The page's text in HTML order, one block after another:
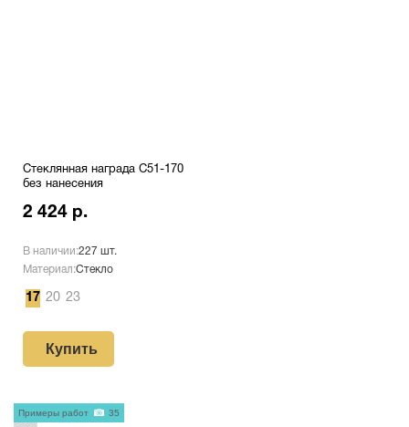
Стеклянная награда C51-170
без нанесения
2 424 р.
В наличии:227 шт.
Материал:Стекло
17 20 23
Купить
Примеры работ 35